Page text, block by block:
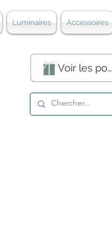
Luminaires Accessoires
Voir les points